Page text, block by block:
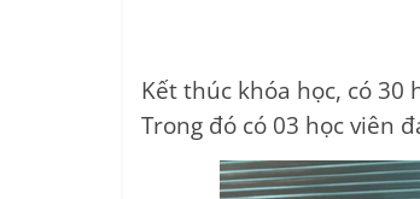
Kết thúc khóa học, có 30
Trong đó có 03 học viên